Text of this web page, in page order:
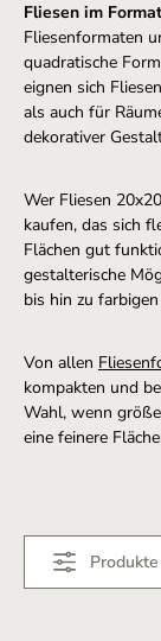
Fliesen im
Fliesenformaten
quadratische
eignen sich
als auch für
dekorativer
Wer Fliesen
kaufen, das sich
Flächen gut
gestalterische
bis hin zu
Von allen
kompakten und
Wahl, wenn
eine feinere